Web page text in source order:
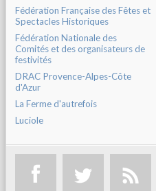
Fédération Française des Fêtes et
Spectacles Historiques
Fédération Nationale des
Comités et des organisateurs de
festivités
DRAC Provence-Alpes-Côte
d'Azur
La Ferme d'autrefois
Luciole